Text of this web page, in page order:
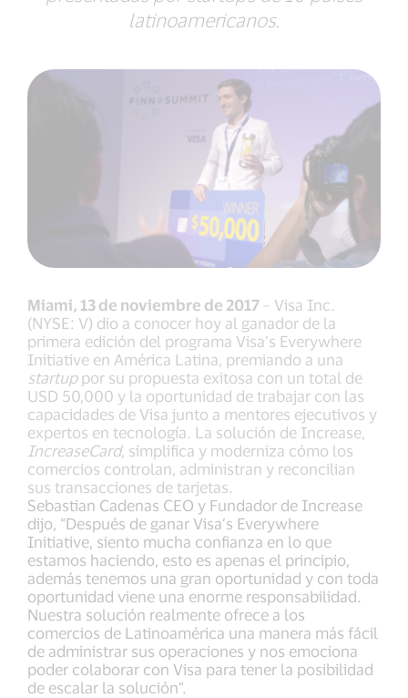
latinoamericanos.
Miami, 13 de noviembre de 2017 – Visa Inc.
(NYSE: V) dio a conocer hoy al ganador de la
primera edición del programa Visa’s Everywhere
Initiative en América Latina, premiando a una
startup por su propuesta exitosa con un total de
USD 50,000 y la oportunidad de trabajar con las
capacidades de Visa junto a mentores ejecutivos y
expertos en tecnología. La solución de Increase,
IncreaseCard, simplifica y moderniza cómo los
comercios controlan, administran y reconcilian
sus transacciones de tarjetas.
Sebastian Cadenas CEO y Fundador de Increase
dijo, “Después de ganar Visa’s Everywhere
Initiative, siento mucha confianza en lo que
estamos haciendo, esto es apenas el principio,
además tenemos una gran oportunidad y con toda
oportunidad viene una enorme responsabilidad.
Nuestra solución realmente ofrece a los
comercios de Latinoamérica una manera más fácil
de administrar sus operaciones y nos emociona
poder colaborar con Visa para tener la posibilidad
de escalar la solución”.